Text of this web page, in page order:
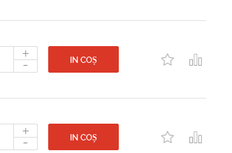
+
- IN COȘ
+
- IN COȘ